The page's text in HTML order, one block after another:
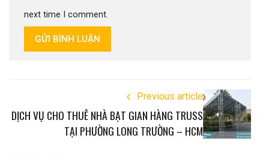
next time I comment.
GỬI BÌNH LUẬN
Previous article
DỊCH VỤ CHO THUÊ NHÀ BẠT GIAN HÀNG TRUSS
TẠI PHƯỜNG LONG TRƯỜNG – HCM